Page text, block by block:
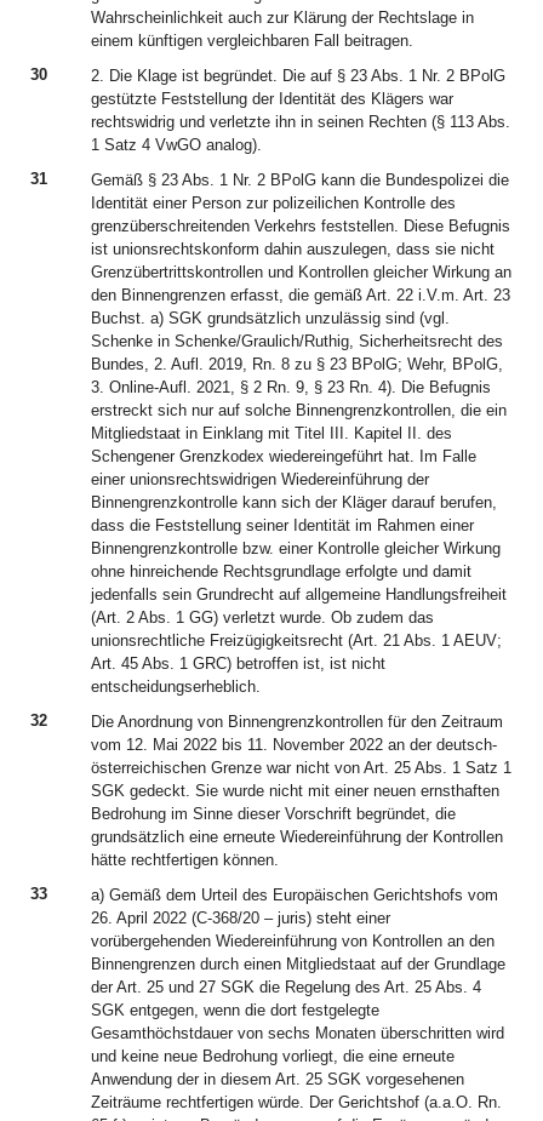
Wahrscheinlichkeit auch zur Klärung der Rechtslage in
einem künftigen vergleichbaren Fall beitragen.
30
2. Die Klage ist begründet. Die auf § 23 Abs. 1 Nr. 2 BPolG
gestützte Feststellung der Identität des Klägers war
rechtswidrig und verletzte ihn in seinen Rechten (§ 113 Abs.
1 Satz 4 VwGO analog).
31
Gemäß § 23 Abs. 1 Nr. 2 BPolG kann die Bundespolizei die
Identität einer Person zur polizeilichen Kontrolle des
grenzüberschreitenden Verkehrs feststellen. Diese Befugnis
ist unionsrechtskonform dahin auszulegen, dass sie nicht
Grenzübertrittskontrollen und Kontrollen gleicher Wirkung an
den Binnengrenzen erfasst, die gemäß Art. 22 i.V.m. Art. 23
Buchst. a) SGK grundsätzlich unzulässig sind (vgl.
Schenke in Schenke/Graulich/Ruthig, Sicherheitsrecht des
Bundes, 2. Aufl. 2019, Rn. 8 zu § 23 BPolG; Wehr, BPolG,
3. Online-Aufl. 2021, § 2 Rn. 9, § 23 Rn. 4). Die Befugnis
erstreckt sich nur auf solche Binnengrenzkontrollen, die ein
Mitgliedstaat in Einklang mit Titel III. Kapitel II. des
Schengener Grenzkodex wiedereingeführt hat. Im Falle
einer unionsrechtswidrigen Wiedereinführung der
Binnengrenzkontrolle kann sich der Kläger darauf berufen,
dass die Feststellung seiner Identität im Rahmen einer
Binnengrenzkontrolle bzw. einer Kontrolle gleicher Wirkung
ohne hinreichende Rechtsgrundlage erfolgte und damit
jedenfalls sein Grundrecht auf allgemeine Handlungsfreiheit
(Art. 2 Abs. 1 GG) verletzt wurde. Ob zudem das
unionsrechtliche Freizügigkeitsrecht (Art. 21 Abs. 1 AEUV;
Art. 45 Abs. 1 GRC) betroffen ist, ist nicht
entscheidungserheblich.
32
Die Anordnung von Binnengrenzkontrollen für den Zeitraum
vom 12. Mai 2022 bis 11. November 2022 an der deutsch-
österreichischen Grenze war nicht von Art. 25 Abs. 1 Satz 1
SGK gedeckt. Sie wurde nicht mit einer neuen ernsthaften
Bedrohung im Sinne dieser Vorschrift begründet, die
grundsätzlich eine erneute Wiedereinführung der Kontrollen
hätte rechtfertigen können.
33
a) Gemäß dem Urteil des Europäischen Gerichtshofs vom
26. April 2022 (C-368/20 – juris) steht einer
vorübergehenden Wiedereinführung von Kontrollen an den
Binnengrenzen durch einen Mitgliedstaat auf der Grundlage
der Art. 25 und 27 SGK die Regelung des Art. 25 Abs. 4
SGK entgegen, wenn die dort festgelegte
Gesamthöchstdauer von sechs Monaten überschritten wird
und keine neue Bedrohung vorliegt, die eine erneute
Anwendung der in diesem Art. 25 SGK vorgesehenen
Zeiträume rechtfertigen würde. Der Gerichtshof (a.a.O. Rn.